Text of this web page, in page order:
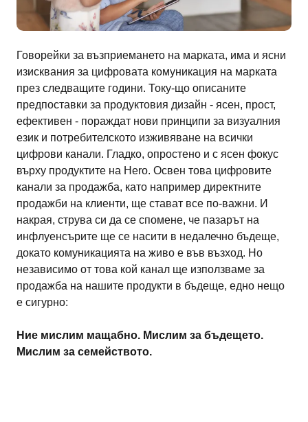
Говорейки за възприемането на марката, има и ясни
изисквания за цифровата комуникация на марката
през следващите години. Току-що описаните
предпоставки за продуктовия дизайн - ясен, прост,
ефективен - пораждат нови принципи за визуалния
език и потребителското изживяване на всички
цифрови канали. Гладко, опростено и с ясен фокус
върху продуктите на Hero. Освен това цифровите
канали за продажба, като например директните
продажби на клиенти, ще стават все по-важни. И
накрая, струва си да се спомене, че пазарът на
инфлуенсърите ще се насити в недалечно бъдеще,
докато комуникацията на живо е във възход. Но
независимо от това кой канал ще използваме за
продажба на нашите продукти в бъдеще, едно нещо
е сигурно:
Ние мислим мащабно. Мислим за бъдещето.
Мислим за семейството.